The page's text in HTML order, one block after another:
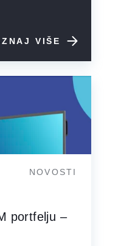
VIŠE
NOVOSTI
portfelju –